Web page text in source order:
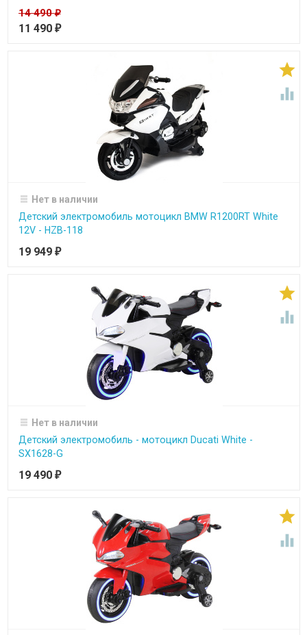
14 490₽
11 490 ₽


Нет в наличии
Детский электромобиль мотоцикл BMW R1200RT White
12V - HZB-118
19 949 ₽


Нет в наличии
Детский электромобиль - мотоцикл Ducati White -
SX1628-G
19 490 ₽

